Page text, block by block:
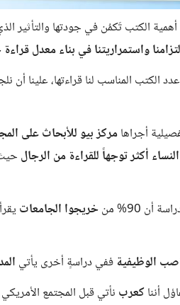
الكتب تَكمُن في جودتها والتأثير
واستمراريتنا في بناء معدل
الكتب المناسب لنا قراءتها، علينا أن
أجراهامركز بيو للأبحاث على
النساء أكثر توجهاً للقراءة من الرجال
90% من
خريجوا الجامعات
الوظيفية ففي دراسةٍ أخرى يأتي
أنناكعرب نأتي قبل المجتمع الأمريكي بمراحل